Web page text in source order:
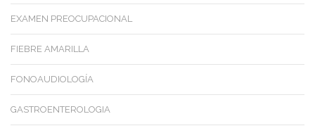
EXAMEN PREOCUPACIONAL
FIEBRE AMARILLA
FONOAUDIOLOGÍA
GASTROENTEROLOGIA